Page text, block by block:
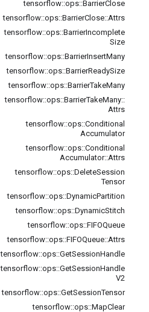
tensorflow::ops::BarrierClose
tensorflow::ops::BarrierClose::Attrs
tensorflow::ops::BarrierIncomplete
Size
tensorflow::ops::BarrierInsertMany
tensorflow::ops::BarrierReadySize
tensorflow::ops::BarrierTakeMany
tensorflow::ops::BarrierTakeMany::
Attrs
tensorflow::ops::Conditional
Accumulator
tensorflow::ops::Conditional
Accumulator::Attrs
tensorflow::ops::DeleteSession
Tensor
tensorflow::ops::DynamicPartition
tensorflow::ops::DynamicStitch
tensorflow::ops::FIFOQueue
tensorflow::ops::FIFOQueue::Attrs
tensorflow::ops::GetSessionHandle
tensorflow::ops::GetSessionHandle
V2
tensorflow::ops::GetSessionTensor
tensorflow::ops::MapClear